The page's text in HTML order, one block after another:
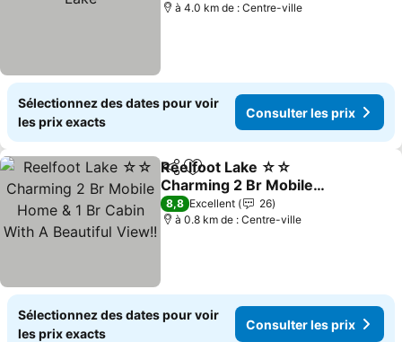
à 4.0 km de : Centre-ville
Sélectionnez des dates pour voir
les prix exacts
Consulter les prix
PartagerAjouter à mes favoris
Reelfoot Lake ☆☆
Charming 2 Br Mobile
Home & 1 Br Cabin With A
Beautiful View!!
8,8 Excellent
26
à 0.8 km de : Centre-ville
Sélectionnez des dates pour voir
les prix exacts
Consulter les prix